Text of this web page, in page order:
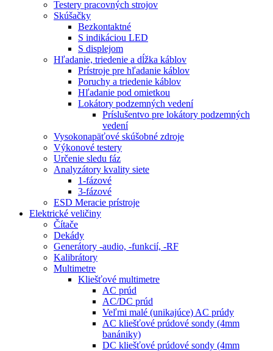
Testery pracovných strojov
Skúšačky
Bezkontaktné
S indikáciou LED
S displejom
Hľadanie, triedenie a dĺžka káblov
Prístroje pre hľadanie káblov
Poruchy a triedenie káblov
Hľadanie pod omietkou
Lokátory podzemných vedení
Príslušentvo pre lokátory podzemných
vedení
Vysokonapäťové skúšobné zdroje
Výkonové testery
Určenie sledu fáz
Analyzátory kvality siete
1-fázové
3-fázové
ESD Meracie prístroje
Elektrické veličiny
Čítače
Dekády
Generátory -audio, -funkcií, -RF
Kalibrátory
Multimetre
Kliešťové multimetre
AC prúd
AC/DC prúd
Veľmi malé (unikajúce) AC prúdy
AC kliešťové prúdové sondy (4mm
banániky)
DC kliešťové prúdové sondy (4mm